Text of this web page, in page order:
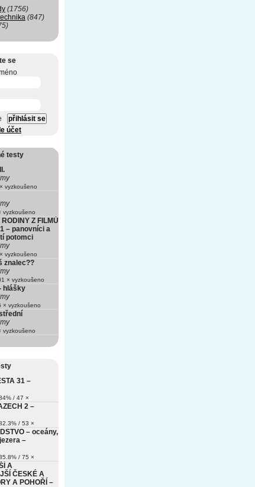
(1756)
(847)
se
účet
testy
vyzkoušeno
Z FILMŮ
– panovníci a
potomci
vyzkoušeno
znalec??
× vyzkoušeno
hlášky
vyzkoušeno
31 –
/ 47 ×
2 –
/ 53 ×
– oceány,
–
/ 75 ×
A
ČESKÉ A
A POHOŘÍ –